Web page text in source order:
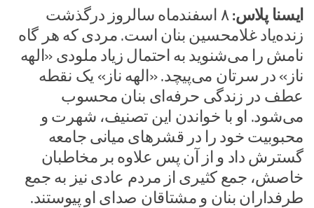
ایسنا پلاس:
۸ اسفندماه سالروز درگذشت
زنده‌یاد غلامحسین بنان است. مردی که هر گاه
نامش را می‌شنوید به احتمال زیاد ملودی «الهه
ناز» در سرتان می‌پیچد. «الهه ناز» یک نقطه
عطف در زندگی حرفه‌ای بنان محسوب
می‌شود. او با خواندن این تصنیف، شهرت و
محبوبیت خود را در قشرهای میانی جامعه
گسترش داد و از آن پس علاوه بر مخاطبان
خاصش، جمع کثیری از مردم عادی نیز به جمع
طرفداران بنان و مشتاقان صدای او پیوستند.